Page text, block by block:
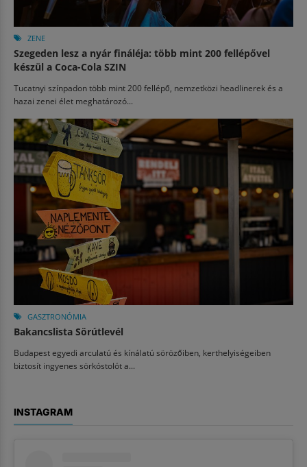
ZENE
Szegeden lesz a nyár fináléja: több mint 200 fellépővel
készül a Coca-Cola SZIN
Tucatnyi színpadon több mint 200 fellépő, nemzetközi headlinerek és a
hazai zenei élet meghatározó...
GASZTRONÓMIA
Bakancslista Sörútlevél
Budapest egyedi arculatú és kínálatú sörözőiben, kerthelyiségeiben
biztosít ingyenes sörkóstolót a...
INSTAGRAM